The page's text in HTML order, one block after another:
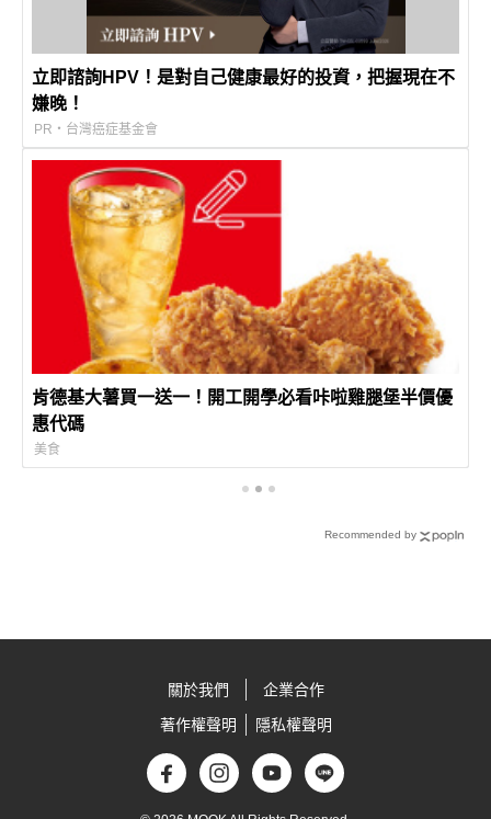
立即諮詢HPV！是對自己健康最好的投資，把握現在不
嫌晚！
PR・台灣癌症基金會
肯德基大薯買一送一！開工開學必看咔啦雞腿堡半價優
惠代碼
美食
Recommended by
關於我們
企業合作
著作權聲明
隱私權聲明